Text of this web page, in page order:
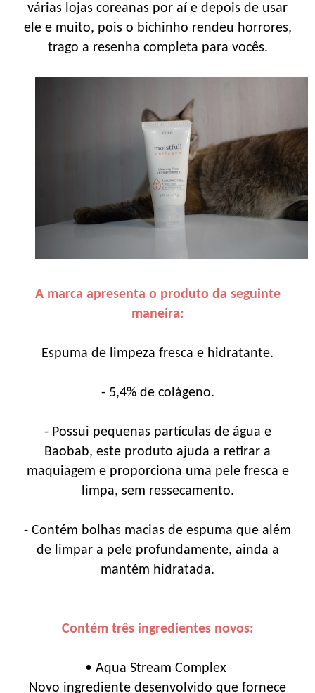
várias lojas coreanas por aí e depois de usar
ele e muito, pois o bichinho rendeu horrores,
trago a resenha completa para vocês.
A marca apresenta o produto da seguinte
maneira:
Espuma de limpeza fresca e hidratante.
- 5,4% de colágeno.
- Possui pequenas partículas de água e
Baobab, este produto ajuda a retirar a
maquiagem e proporciona uma pele fresca e
limpa, sem ressecamento.
- Contém bolhas macias de espuma que além
de limpar a pele profundamente, ainda a
mantém hidratada.
Contém três ingredientes novos:
• Aqua Stream Complex
Novo ingrediente desenvolvido que fornece